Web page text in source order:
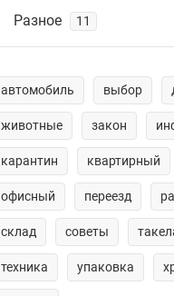
Разное 11
автомобиль выбор
животные закон
карантин квартирный
офисный переезд
склад советы
техника упаковка